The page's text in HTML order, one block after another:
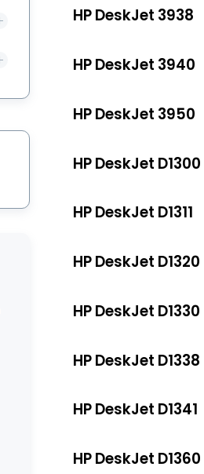
HP DeskJet 3938
HP DeskJet 3940
HP DeskJet 3950
HP DeskJet D1300
HP DeskJet D1311
HP DeskJet D1320
HP DeskJet D1330
HP DeskJet D1338
HP DeskJet D1341
HP DeskJet D1360